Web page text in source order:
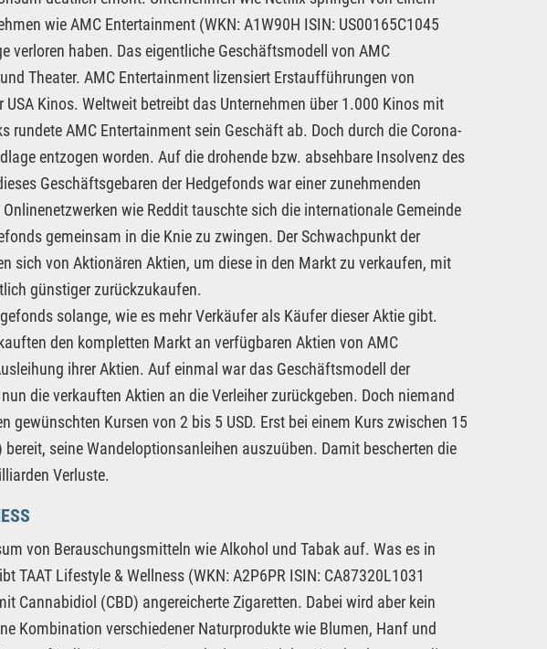
wie AMC Entertainment (WKN: A1W90H ISIN: US00165C1045
verloren haben. Das eigentliche Geschäftsmodell von AMC
Theater. AMC Entertainment lizensiert Erstaufführungen von
Kinos. Weltweit betreibt das Unternehmen über 1.000 Kinos mit
rundete AMC Entertainment sein Geschäft ab. Doch durch die Corona-
entzogen worden. Auf die drohende bzw. absehbare Insolvenz des
Geschäftsgebaren der Hedgefonds war einer zunehmenden
wie Reddit tauschte sich die internationale Gemeinde
gemeinsam in die Knie zu zwingen. Der Schwachpunkt der
sich von Aktionären Aktien, um diese in den Markt zu verkaufen, mit
günstiger zurückzukaufen.
solange, wie es mehr Verkäufer als Käufer dieser Aktie gibt.
den kompletten Markt an verfügbaren Aktien von AMC
ihrer Aktien. Auf einmal war das Geschäftsmodell der
die verkauften Aktien an die Verleiher zurückgeben. Doch niemand
Kursen von 2 bis 5 USD. Erst bei einem Kurs zwischen 15
seine Wandeloptionsanleihen auszuüben. Damit bescherten die
Verluste.
von Berauschungsmitteln wie Alkohol und Tabak auf. Was es in
TAAT Lifestyle & Wellness (WKN: A2P6PR ISIN: CA87320L1031
Cannabidiol (CBD) angereicherte Zigaretten. Dabei wird aber kein
Kombination verschiedener Naturprodukte wie Blumen, Hanf und